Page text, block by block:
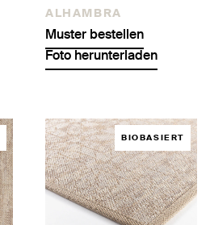
ALHAMBRA
Muster bestellen
Foto herunterladen
BIOBASIERT